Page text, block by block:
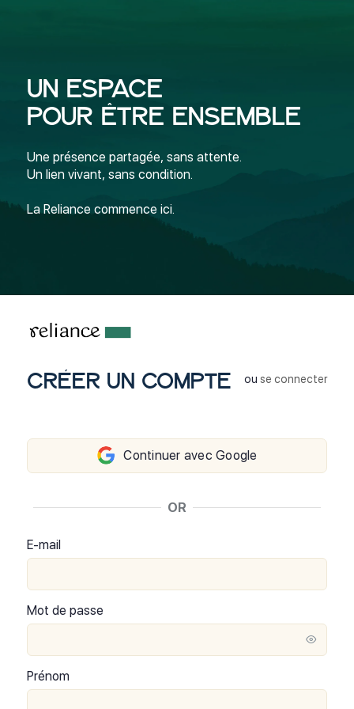
Un espace
pour être ensemble
Une présence partagée, sans attente.
Un lien vivant, sans condition.
La Reliance commence ici.
Créer un compte ouse connecter
Continuer avec Google
OR
E-mail
Mot de passe
Prénom